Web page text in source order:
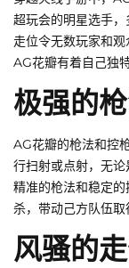
超玩会的明星选手
走位令无数玩家和观
AG花瓣有着自己独
极强的
AG花瓣的枪法和控
行扫射或点射，无
精准的枪法和稳定
杀，带动己方队伍取
风骚的